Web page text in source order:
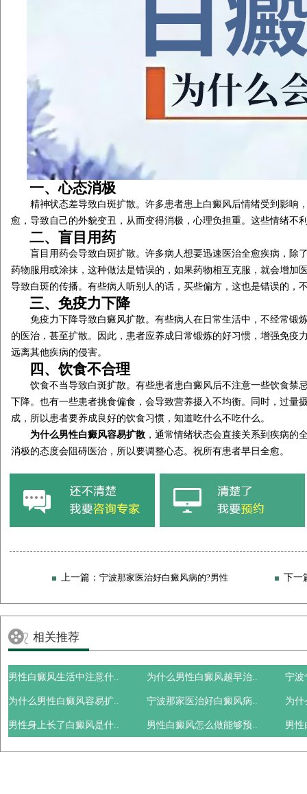
一、心态消极
精神状态差导致白斑扩散。许多患者患上白癜风后情绪受到影响
愈，导致自己的外貌变丑，从而变得消极，心理负担重。这些情绪不
二、盲目用药
盲目用药会导致白斑扩散。许多病人想要迅速医治全愈疾病，除
药物服用或涂抹，这种做法是错误的，如果药物相互克服，就会增加
导致白斑的传播。有些病人听别人的话，买些偏方，这也是错误的，
三、免疫力下降
免疫力下降导致白癜风扩散。有些病人在日常生活中，不经常锻
的医治，甚至扩散。因此，患者应养成日常锻炼的好习惯，增强免疫
远离其他疾病的侵害。
四、饮食不合理
饮食不当导致白斑扩散。有些患者患白癜风后不注意一些饮食禁
下降。也有一些患者挑食偏食，会导致营养摄入不均衡。同时，过量
成，所以患者要养成良好的饮食习惯，知道吃什么不吃什么。
为什么男性白癜风容易扩散 ，通常情绪状态会直接关系到疾病的
消极的态度会阻碍医治，所以要调整心态。祝所有患者早日全愈。
上一篇： 宁波那家医治好白癜风病的?男性
白斑秋季如何应对好?
下一
相关推荐
男性白癜风生活中注意什.. 为什么男性白癜风越早治.. 宁波
为什么男性白癜风容易扩.. 宁波那家医治好白癜风病.. 为什
男性身上长了白癜风是什.. 男性白癜风怎么做能够预.. 男性